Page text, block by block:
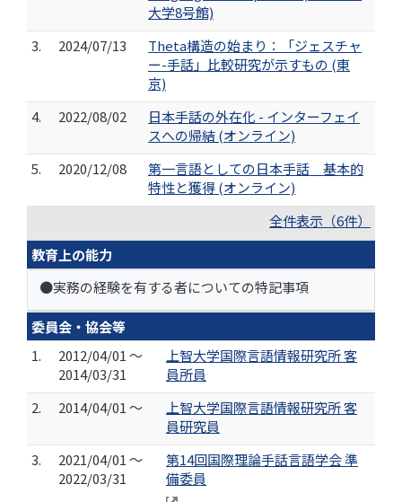
大学8号館)
3.
2024/07/13
Theta構造の始まり：「ジェスチャ
ー-手話」比較研究が示すもの (東
京)
4.
2022/08/02
日本手話の外在化 - インターフェイ
スへの帰結 (オンライン)
5.
2020/12/08
第一言語としての日本手話 基本的
特性と獲得 (オンライン)
全件表示（6件）
教育上の能力
●実務の経験を有する者についての特記事項
委員会・協会等
1.
2012/04/01 ～
2014/03/31
上智大学国際言語情報研究所 客
員所員
2.
2014/04/01 ～
上智大学国際言語情報研究所 客
員研究員
3.
2021/04/01 ～
2022/03/31
第14回国際理論手話言語学会 準
備委員